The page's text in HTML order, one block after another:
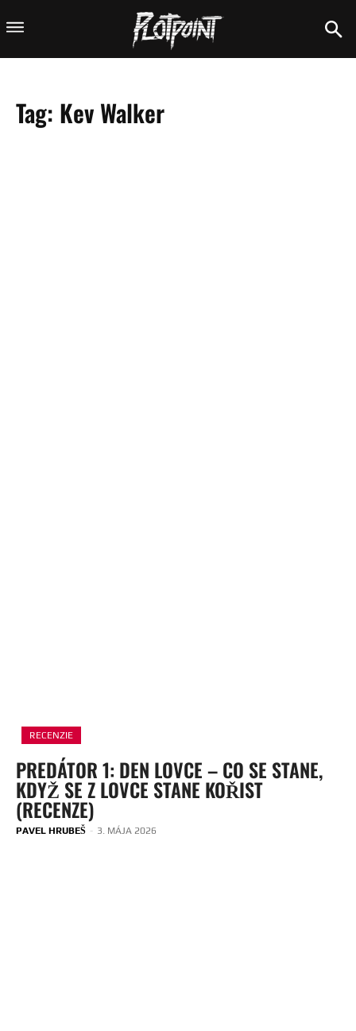
Tag: Kev Walker
RECENZIE
PREDÁTOR 1: DEN LOVCE – CO SE STANE,
KDYŽ SE Z LOVCE STANE KOŘIST
(RECENZE)
PAVEL HRUBEŠ - 3. MÁJA 2026